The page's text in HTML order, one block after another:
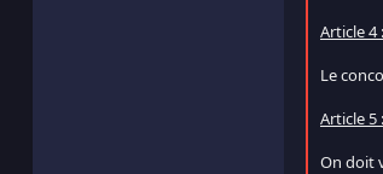
Article 4
Le
Article 5
On doit